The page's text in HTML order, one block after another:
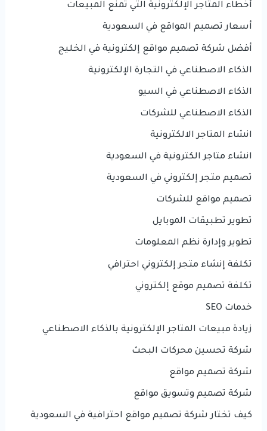
أخطاء المتاجر الإلكترونية التي تمنع المبيعات
أسعار تصميم المواقع في السعودية
أفضل شركة تصميم مواقع إلكترونية في الخليج
الذكاء الاصطناعي في التجارة الإلكترونية
الذكاء الاصطناعي في السيو
الذكاء الاصطناعي للشركات
انشاء المتاجر الالكترونية
انشاء متاجر الكترونية في السعودية
تصميم متجر إلكتروني في السعودية
تصميم مواقع للشركات
تطوير تطبيقات الموبايل
تطوير وإدارة نظم المعلومات
تكلفة إنشاء متجر إلكتروني احترافي
تكلفة تصميم موقع إلكتروني
خدمات SEO
زيادة مبيعات المتاجر الإلكترونية بالذكاء الاصطناعي
شركة تحسين محركات البحث
شركة تصميم مواقع
شركة تصميم وتسويق مواقع
كيف تختار شركة تصميم مواقع احترافية في السعودية